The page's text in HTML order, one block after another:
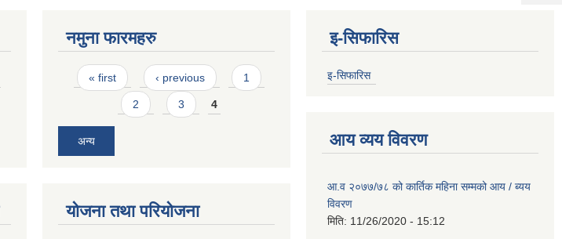
नमुना फारमहरु
Pages
« first ‹ previous 1
2 3 4
अन्य
योजना तथा परियोजना
इ-सिफारिस
इ-सिफारिस
आय व्यय विवरण
आ.व २०७७/७८ को कार्तिक महिना सम्मको आय / ब्यय
विवरण
मिति: 11/26/2020 - 15:12